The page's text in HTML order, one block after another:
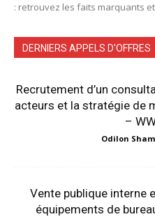
: retrouvez les faits marquants
DERNIERS APPELS D'OFFRES
Recrutement d’un
acteurs et la stratégie de
–
Odilon
Vente publique interne
équipements de